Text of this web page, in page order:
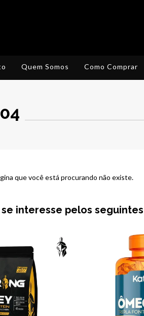
Quem Somos Como Comprar
que você está procurando não existe.
interesse pelos